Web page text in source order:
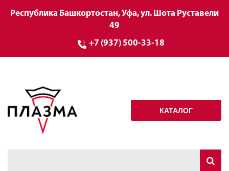
Республика Башкортостан, Уфа, ул. Шота Руставели
49
+7 (937) 500-33-18
КАТАЛОГ